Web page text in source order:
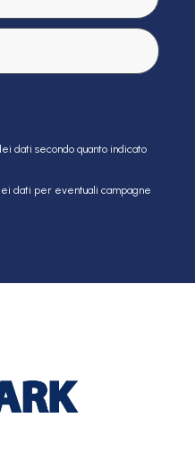
dati secondo quanto indicato
dati per eventuali campagne